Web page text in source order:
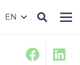
EN